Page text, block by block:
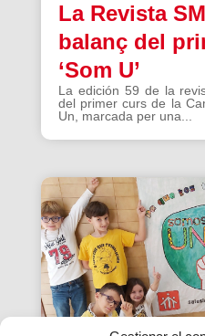
La Revista
balanç del
‘Som U’
La edición 59 de la
del primer curs de la
Un, marcada per una...